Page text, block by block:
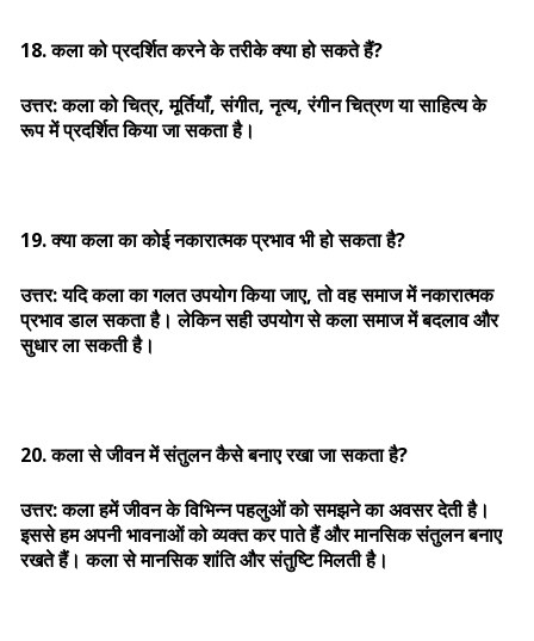
18. कला को प्रदर्शित करने के तरीके क्या हो सकते हैं?
उत्तर: कला को चित्र, मूर्तियाँ, संगीत, नृत्य, रंगीन चित्रण या साहित्य के
रूप में प्रदर्शित किया जा सकता है।
19. क्या कला का कोई नकारात्मक प्रभाव भी हो सकता है?
उत्तर: यदि कला का गलत उपयोग किया जाए, तो वह समाज में नकारात्मक
प्रभाव डाल सकता है। लेकिन सही उपयोग से कला समाज में बदलाव और
सुधार ला सकती है।
20. कला से जीवन में संतुलन कैसे बनाए रखा जा सकता है?
उत्तर: कला हमें जीवन के विभिन्न पहलुओं को समझने का अवसर देती है।
इससे हम अपनी भावनाओं को व्यक्त कर पाते हैं और मानसिक संतुलन बनाए
रखते हैं। कला से मानसिक शांति और संतुष्टि मिलती है।